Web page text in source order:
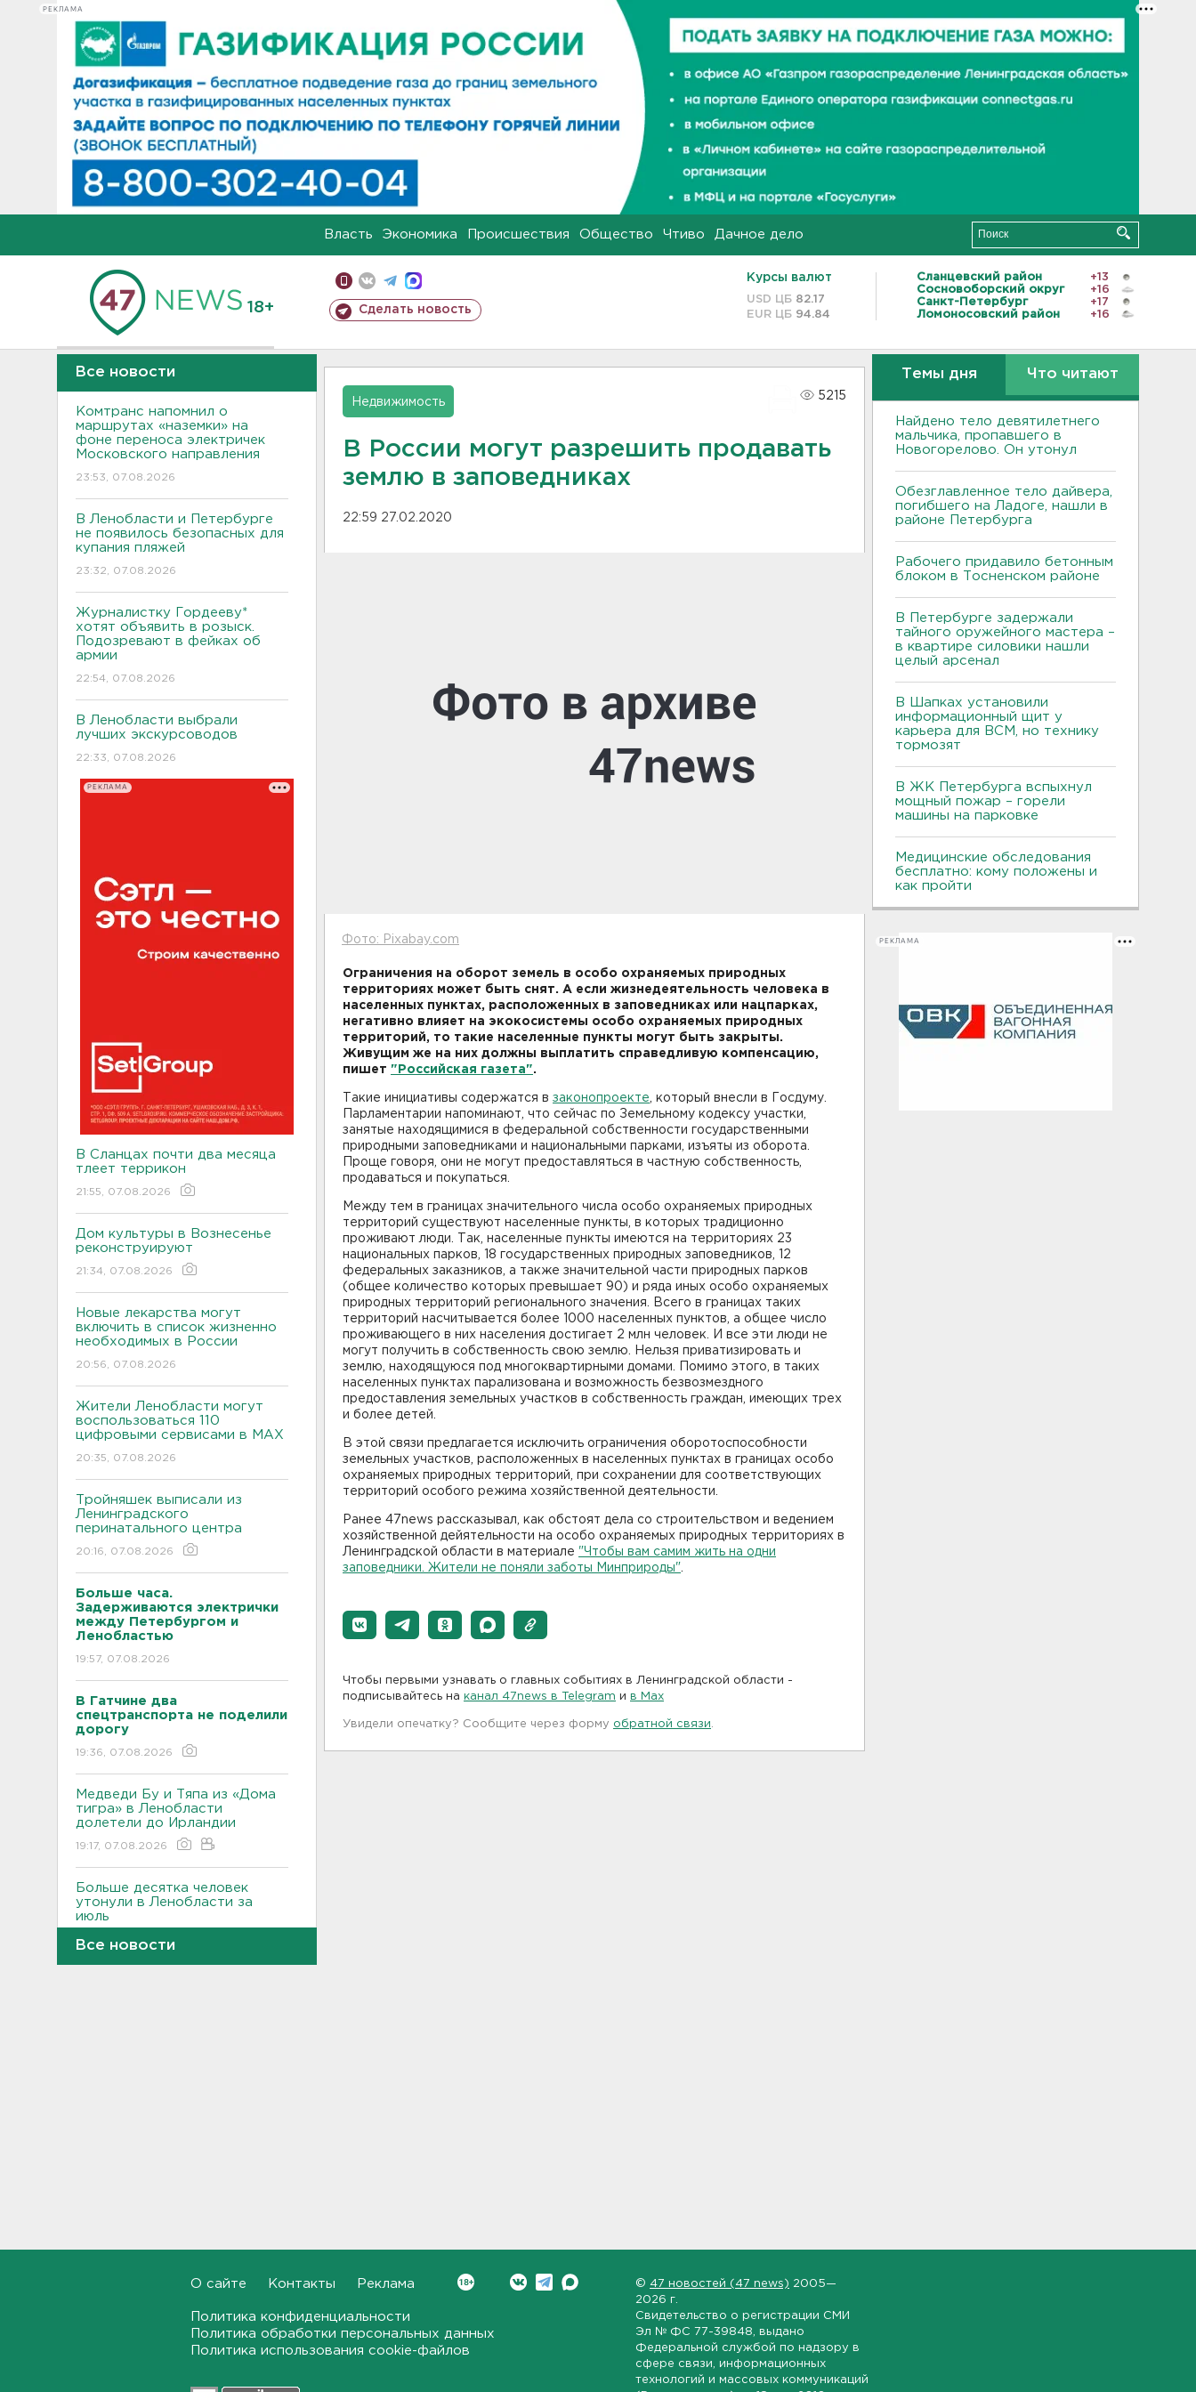
РЕКЛАМА
Власть Экономика Происшествия Общество Чтиво Дачное дело
18+ Сделать новость
Курсы валют
USD ЦБ 82.17
EUR ЦБ 94.84
Сланцевский район
+13
Сосновоборский округ
+16
Санкт-Петербург
+17
Ломоносовский район
+16
Все новости
Комтранс напомнил о
маршрутах «наземки» на
фоне переноса электричек
Московского направления
23:53, 07.08.2026
В Ленобласти и Петербурге
не появилось безопасных для
купания пляжей
23:32, 07.08.2026
Журналистку Гордееву*
хотят объявить в розыск.
Подозревают в фейках об
армии
22:54, 07.08.2026
В Ленобласти выбрали
лучших экскурсоводов
22:33, 07.08.2026
РЕКЛАМА
В Сланцах почти два месяца
тлеет террикон
21:55, 07.08.2026
Дом культуры в Вознесенье
реконструируют
21:34, 07.08.2026
Новые лекарства могут
включить в список жизненно
необходимых в России
20:56, 07.08.2026
Жители Ленобласти могут
воспользоваться 110
цифровыми сервисами в МАХ
20:35, 07.08.2026
Тройняшек выписали из
Ленинградского
перинатального центра
20:16, 07.08.2026
Больше часа.
Задерживаются электрички
между Петербургом и
Ленобластью
19:57, 07.08.2026
В Гатчине два
спецтранспорта не поделили
дорогу
19:36, 07.08.2026
Медведи Бу и Тяпа из «Дома
тигра» в Ленобласти
долетели до Ирландии
19:17, 07.08.2026
Больше десятка человек
утонули в Ленобласти за
июль
18:58, 07.08.2026
В Тосно открыли
перекрёсток, разбитый
Все новости
Недвижимость
5215
В России могут разрешить продавать
землю в заповедниках
22:59 27.02.2020
Фото: Pixabay.com
Ограничения на оборот земель в особо охраняемых природных
территориях может быть снят. А если жизнедеятельность человека в
населенных пунктах, расположенных в заповедниках или нацпарках,
негативно влияет на экокосистемы особо охраняемых природных
территорий, то такие населенные пункты могут быть закрыты.
Живущим же на них должны выплатить справедливую компенсацию,
пишет "Российская газета".
Такие инициативы содержатся в законопроекте , который внесли в Госдуму.
Парламентарии напоминают, что сейчас по Земельному кодексу участки,
занятые находящимися в федеральной собственности государственными
природными заповедниками и национальными парками, изъяты из оборота.
Проще говоря, они не могут предоставляться в частную собственность,
продаваться и покупаться.
Между тем в границах значительного числа особо охраняемых природных
территорий существуют населенные пункты, в которых традиционно
проживают люди. Так, населенные пункты имеются на территориях 23
национальных парков, 18 государственных природных заповедников, 12
федеральных заказников, а также значительной части природных парков
(общее количество которых превышает 90) и ряда иных особо охраняемых
природных территорий регионального значения. Всего в границах таких
территорий насчитывается более 1000 населенных пунктов, а общее число
проживающего в них населения достигает 2 млн человек. И все эти люди не
могут получить в собственность свою землю. Нельзя приватизировать и
землю, находящуюся под многоквартирными домами. Помимо этого, в таких
населенных пунктах парализована и возможность безвозмездного
предоставления земельных участков в собственность граждан, имеющих трех
и более детей.
В этой связи предлагается исключить ограничения оборотоспособности
земельных участков, расположенных в населенных пунктах в границах особо
охраняемых природных территорий, при сохранении для соответствующих
территорий особого режима хозяйственной деятельности.
Ранее 47news рассказывал, как обстоят дела со строительством и ведением
хозяйственной дейятельности на особо охраняемых природных территориях в
Ленинградской области в материале "Чтобы вам самим жить на одни
заповедники. Жители не поняли заботы Минприроды"
Чтобы первыми узнавать о главных событиях в Ленинградской области -
подписывайтесь на канал 47news в Telegram и в Maх
Увидели опечатку? Сообщите через форму обратной связи
Темы дня Что читают
Найдено тело девятилетнего
мальчика, пропавшего в
Новогорелово. Он утонул
Обезглавленное тело дайвера,
погибшего на Ладоге, нашли в
районе Петербурга
Рабочего придавило бетонным
блоком в Тосненском районе
В Петербурге задержали
тайного оружейного мастера –
в квартире силовики нашли
целый арсенал
В Шапках установили
информационный щит у
карьера для ВСМ, но технику
тормозят
В ЖК Петербурга вспыхнул
мощный пожар – горели
машины на парковке
Медицинские обследования
бесплатно: кому положены и
как пройти
РЕКЛАМА
О сайте Контакты Реклама
Политика конфиденциальности
Политика обработки персональных данных
Политика использования cookie-файлов
© 47 новостей (47 news) 2005—
2026 г.
Свидетельство о регистрации СМИ
Эл № ФС 77-39848 , выдано
Федеральной службой по надзору в
сфере связи, информационных
технологий и массовых коммуникаций